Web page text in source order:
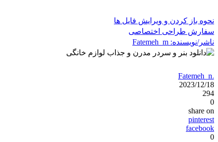
نحوه باز کردن و ویرایش فایل ها
سفارش طراحی اختصاصی
ناشر/نویسنده: Fatemeh_m
Fatemeh_m
2023/12/18
294
0
share on
pinterest
facebook
0